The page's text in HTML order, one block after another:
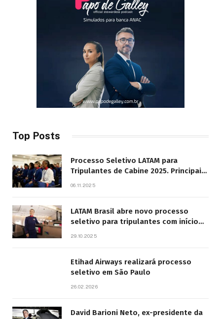
Top Posts
Processo Seletivo LATAM para
Tripulantes de Cabine 2025. Principais
06.11.2025
LATAM Brasil abre novo processo
seletivo para tripulantes com início
29.10.2025
Etihad Airways realizará processo
seletivo em São Paulo
26.02.2026
David Barioni Neto, ex-presidente da